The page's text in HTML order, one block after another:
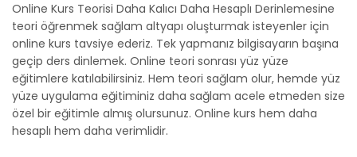
Online Kurs Teorisi Daha Kalıcı Daha Hesaplı Derinlemesine
teori öğrenmek sağlam altyapı oluşturmak isteyenler için
online kurs tavsiye ederiz. Tek yapmanız bilgisayarın başına
geçip ders dinlemek. Online teori sonrası yüz yüze
eğitimlere katılabilirsiniz. Hem teori sağlam olur, hemde yüz
yüze uygulama eğitiminiz daha sağlam acele etmeden size
özel bir eğitimle almış olursunuz. Online kurs hem daha
hesaplı hem daha verimlidir.